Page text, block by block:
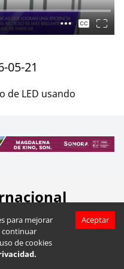
para mejorar
continuar
de cookies
Aceptar
05-21
de LED usando